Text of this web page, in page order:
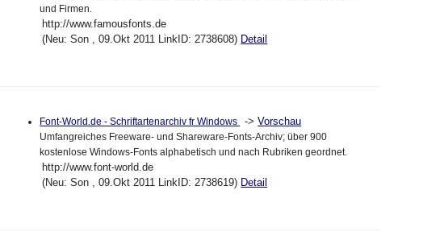
und Firmen.
http://www.famousfonts.de
(Neu: Son , 09.Okt 2011 LinkID: 2738608) Detail
Font-World.de - Schriftartenarchiv fr Windows ->Vorschau
Umfangreiches Freeware- und Shareware-Fonts-Archiv; über 900
kostenlose Windows-Fonts alphabetisch und nach Rubriken geordnet.
http://www.font-world.de
(Neu: Son , 09.Okt 2011 LinkID: 2738619) Detail